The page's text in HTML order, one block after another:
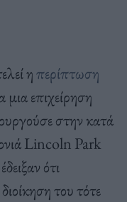
ηπερίπτωση
μια επιχείρηση
στην κατά
Lincoln Park
ότι
του τότε